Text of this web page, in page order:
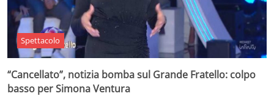
Spettacolo
“Cancellato”, notizia bomba sul Grande Fratello: colpo
basso per Simona Ventura